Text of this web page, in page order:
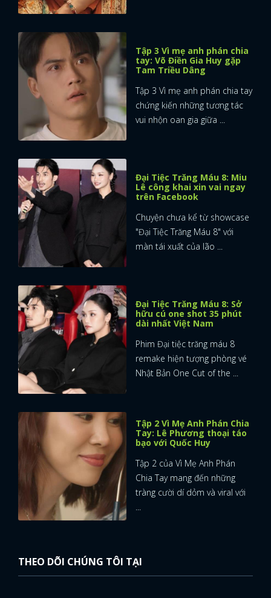
Tập 3 Vì mẹ anh phán chia
tay: Võ Điền Gia Huy gặp
Tam Triều Dâng
Tập 3 Vì mẹ anh phán chia tay
chứng kiến những tương tác
vui nhộn oan gia giữa ...
Đại Tiệc Trăng Máu 8: Miu
Lê công khai xin vai ngay
trên Facebook
Chuyện chưa kể từ showcase
"Đại Tiệc Trăng Máu 8" với
màn tái xuất của lão ...
Đại Tiệc Trăng Máu 8: Sở
hữu cú one shot 35 phút
dài nhất Việt Nam
Phim Đại tiệc trăng máu 8
remake hiện tượng phòng vé
Nhật Bản One Cut of the ...
Tập 2 Vì Mẹ Anh Phán Chia
Tay: Lê Phương thoại táo
bạo với Quốc Huy
Tập 2 của Vì Mẹ Anh Phán
Chia Tay mang đến những
tràng cười dí dỏm và viral với
...
THEO DÕI CHÚNG TÔI TẠI